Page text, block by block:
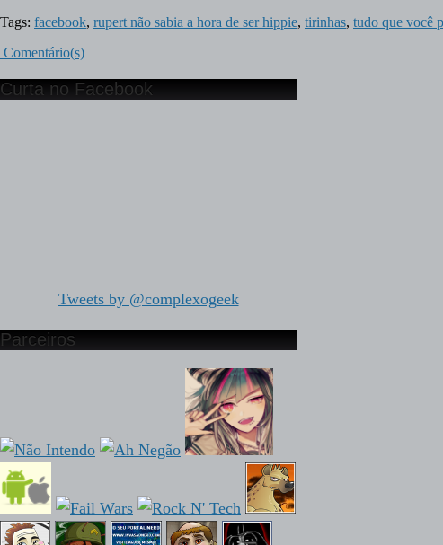
Tags: facebook, rupert não sabia a hora de ser hippie, tirinhas, tudo que você
Comentário(s)
Curta no Facebook
Tweets by @complexogeek
Parceiros